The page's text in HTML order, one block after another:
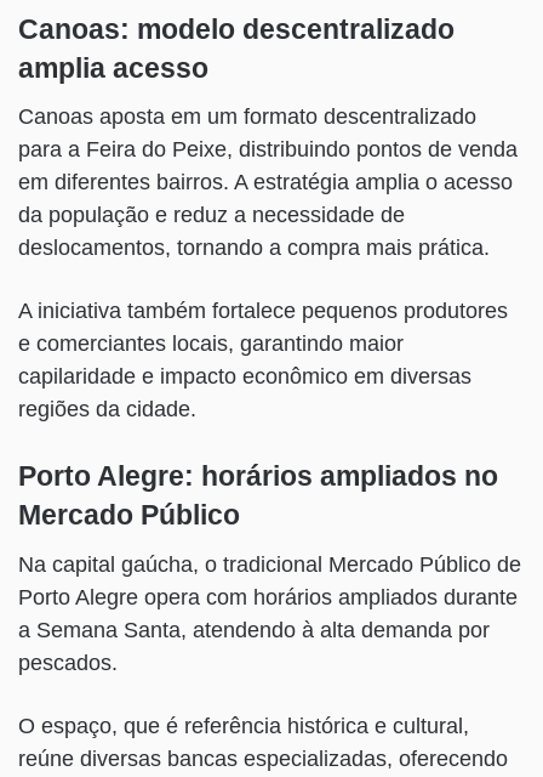
Canoas: modelo descentralizado
amplia acesso
Canoas aposta em um formato descentralizado
para a Feira do Peixe, distribuindo pontos de venda
em diferentes bairros. A estratégia amplia o acesso
da população e reduz a necessidade de
deslocamentos, tornando a compra mais prática.
A iniciativa também fortalece pequenos produtores
e comerciantes locais, garantindo maior
capilaridade e impacto econômico em diversas
regiões da cidade.
Porto Alegre: horários ampliados no
Mercado Público
Na capital gaúcha, o tradicional Mercado Público de
Porto Alegre opera com horários ampliados durante
a Semana Santa, atendendo à alta demanda por
pescados.
O espaço, que é referência histórica e cultural,
reúne diversas bancas especializadas, oferecendo